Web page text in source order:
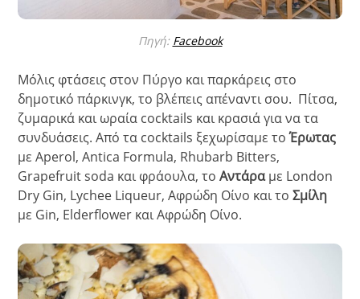
Πηγή: Facebook
Μόλις φτάσεις στον Πύργο και παρκάρεις στο
δημοτικό πάρκινγκ, το βλέπεις απέναντι σου. Πίτσα,
ζυμαρικά και ωραία cocktails και κρασιά για να τα
συνδυάσεις. Από τα cocktails ξεχωρίσαμε τοΈρωτας
με Aperol, Antica Formula, Rhubarb Bitters,
Grapefruit soda και φράουλα, τοΑντάραμε London
Dry Gin, Lychee Liqueur, Αφρώδη Οίνο και τοΣμίλη
με Gin, Elderflower και Αφρώδη Οίνο.